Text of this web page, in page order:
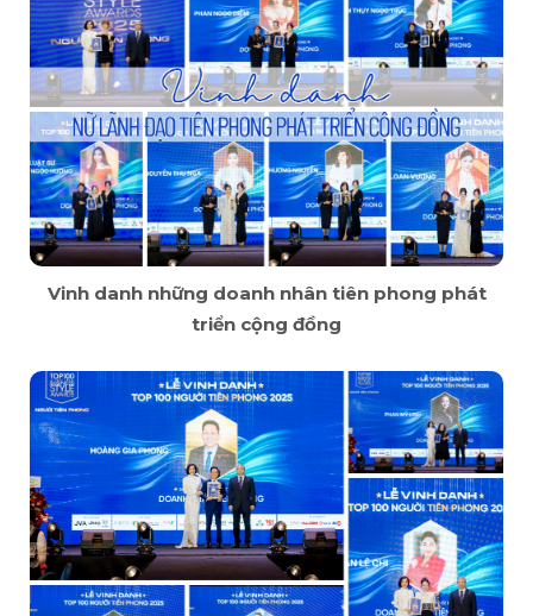
Vinh danh những doanh nhân tiên phong phát
triển cộng đồng